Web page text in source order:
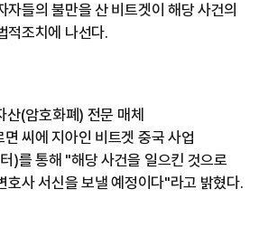
자들의 불만을 산 비트겟이 해당 사건의
적조치에 나선다.
(암호화폐) 전문 매체
씨에 지아인 비트겟 중국 사업
)를 통해 "해당 사건을 일으킨 것으로
호사 서신을 보낼 예정이다"라고 밝혔다.